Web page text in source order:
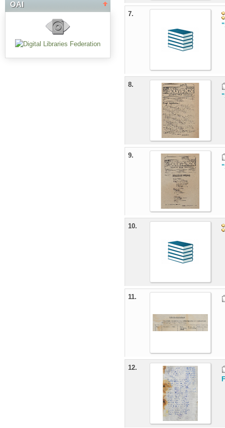
OAI
7.
8.
9.
10.
11.
12.